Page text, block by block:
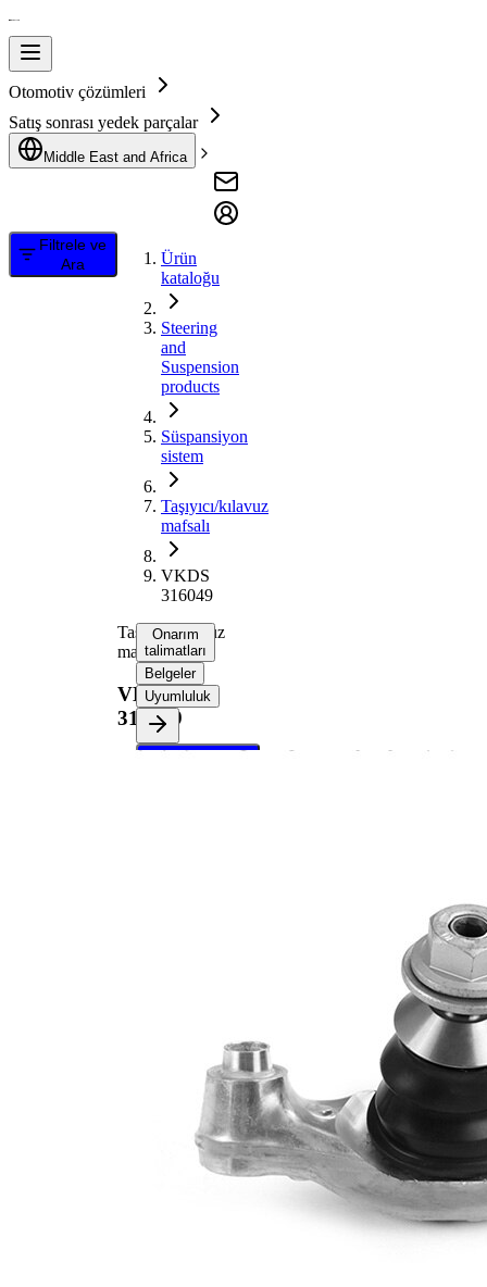
Otomotiv çözümleri
Satış sonrası yedek parçalar
Middle East and Africa
Filtrele ve
Ara
Ürün
kataloğu
Steering
and
Suspension
products
Süspansiyon
sistem
Taşıyıcı/kılavuz
mafsalı
VKDS
316049
Taşıyıcı/kılavuz
mafsalı
VKDS
316049
Onarım
talimatları
Belgeler
Uyumluluk
Onarım